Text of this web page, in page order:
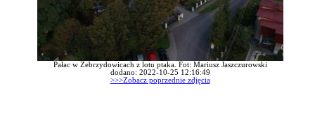
Pałac w Zebrzydowicach z lotu ptaka. Fot: Mariusz Jaszczurowski
dodano: 2022-10-25 12:16:49
>>>Zobacz poprzednie zdjęcia